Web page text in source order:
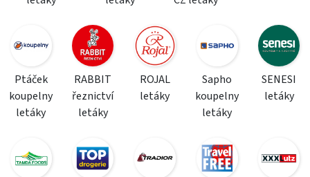
Ptáček
koupelny
letáky
RABBIT
řeznictví
letáky
ROJAL
letáky
Sapho
koupelny
letáky
SENESI
letáky